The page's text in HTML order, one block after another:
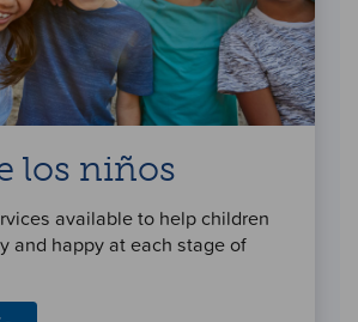
los niños
available to help children
and happy at each stage of